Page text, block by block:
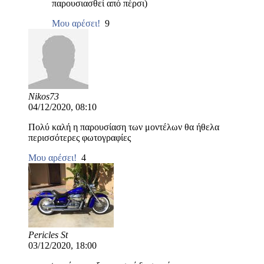
παρουσιασθεί από πέρσι)
Μου αρέσει! 9
Nikos73
04/12/2020, 08:10
Πολύ καλή η παρουσίαση των μοντέλων θα ήθελα
περισσότερες φωτογραφίες
Μου αρέσει! 4
Pericles St
03/12/2020, 18:00